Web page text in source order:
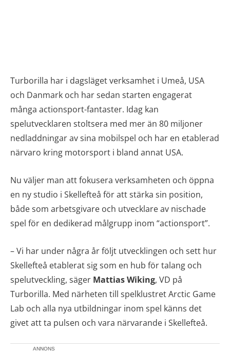
Turborilla har i dagsläget verksamhet i Umeå, USA
och Danmark och har sedan starten engagerat
många actionsport-fantaster. Idag kan
spelutvecklaren stoltsera med mer än 80 miljoner
nedladdningar av sina mobilspel och har en etablerad
närvaro kring motorsport i bland annat USA.
Nu väljer man att fokusera verksamheten och öppna
en ny studio i Skellefteå för att stärka sin position,
både som arbetsgivare och utvecklare av nischade
spel för en dedikerad målgrupp inom “actionsport”.
– Vi har under några år följt utvecklingen och sett hur
Skellefteå etablerat sig som en hub för talang och
spelutveckling, säger Mattias Wiking, VD på
Turborilla. Med närheten till spelklustret Arctic Game
Lab och alla nya utbildningar inom spel känns det
givet att ta pulsen och vara närvarande i Skellefteå.
ANNONS